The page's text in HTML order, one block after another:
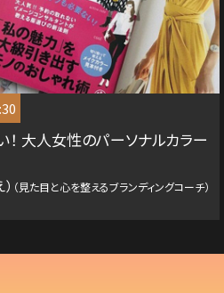
大人女性のパーソナルカラー
（見た目と心を整えるブランディングコーチ）